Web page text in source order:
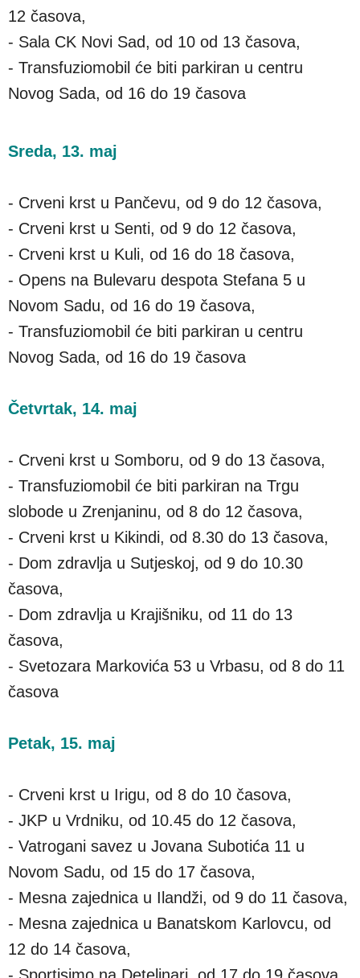
12 časova,
- Sala CK Novi Sad, od 10 od 13 časova,
- Transfuziomobil će biti parkiran u centru
Novog Sada, od 16 do 19 časova
Sreda, 13. maj
- Crveni krst u Pančevu, od 9 do 12 časova,
- Crveni krst u Senti, od 9 do 12 časova,
- Crveni krst u Kuli, od 16 do 18 časova,
- Opens na Bulevaru despota Stefana 5 u
Novom Sadu, od 16 do 19 časova,
- Transfuziomobil će biti parkiran u centru
Novog Sada, od 16 do 19 časova
Četvrtak, 14. maj
- Crveni krst u Somboru, od 9 do 13 časova,
- Transfuziomobil će biti parkiran na Trgu
slobode u Zrenjaninu, od 8 do 12 časova,
- Crveni krst u Kikindi, od 8.30 do 13 časova,
- Dom zdravlja u Sutjeskoj, od 9 do 10.30
časova,
- Dom zdravlja u Krajišniku, od 11 do 13
časova,
- Svetozara Markovića 53 u Vrbasu, od 8 do 11
časova
Petak, 15. maj
- Crveni krst u Irigu, od 8 do 10 časova,
- JKP u Vrdniku, od 10.45 do 12 časova,
- Vatrogani savez u Jovana Subotića 11 u
Novom Sadu, od 15 do 17 časova,
- Mesna zajednica u Ilandži, od 9 do 11 časova,
- Mesna zajednica u Banatskom Karlovcu, od
12 do 14 časova,